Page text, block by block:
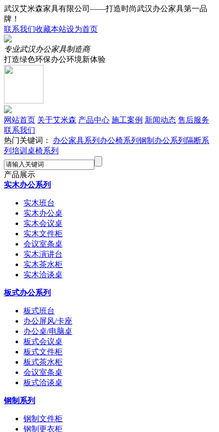
武汉艾米森家具有限公司——打造时尚武汉办公家具第一品
牌！
联系我们收藏本站设为首页
专业武汉办公家具制造商
打造绿色环保办公环境新体验
网站首页 关于艾米森 产品中心 施工案例 新闻动态 售后服务
联系我们
热门关键词： 办公家具系列 办公椅系列 钢制办公系列 隔断系
列 培训桌椅系列
产品展示
实木办公系列
实木班台
实木办公桌
实木会议桌
实木文件柜
会议室条桌
实木演讲台
实木茶水柜
实木洽谈桌
板式办公系列
板式班台
办公屏风/卡座
办公桌/电脑桌
板式会议桌
板式文件柜
板式茶水柜
会议室条桌
板式洽谈桌
钢制系列
钢制文件柜
钢制更衣柜